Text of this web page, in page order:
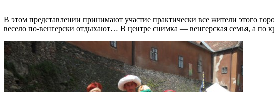
В этом представлении принимают участие практически все жители этого
весело по-венгерски отдыхают… В центре снимка — венгерская семья, а по